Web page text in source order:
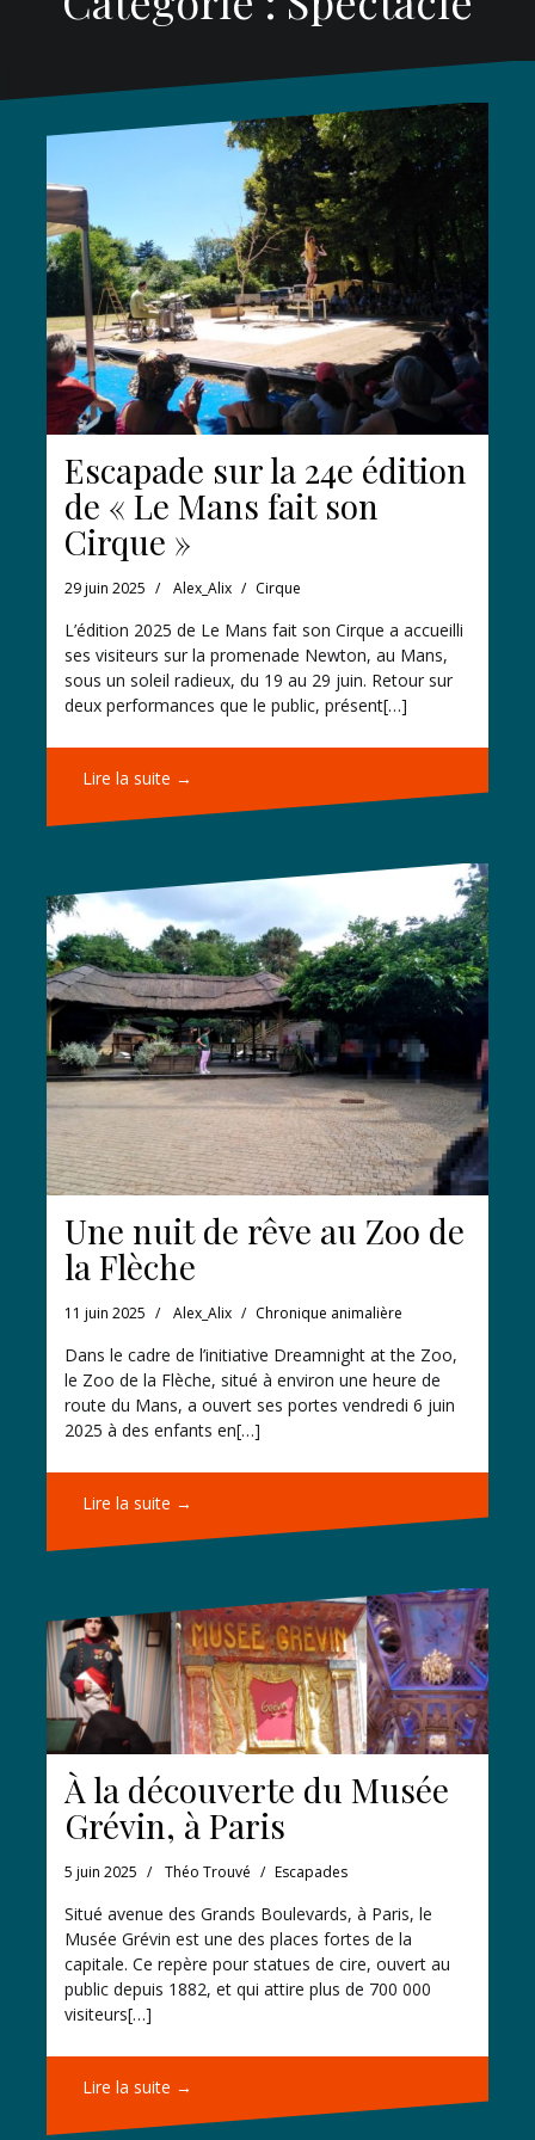
Escapade sur la 24e édition
de « Le Mans fait son
Cirque »
29 juin 2025 Alex_Alix Cirque
L’édition 2025 de Le Mans fait son Cirque a accueilli
ses visiteurs sur la promenade Newton, au Mans,
sous un soleil radieux, du 19 au 29 juin. Retour sur
deux performances que le public, présent[…]
Lire la suite →
Une nuit de rêve au Zoo de
la Flèche
11 juin 2025 Alex_Alix Chronique animalière
Dans le cadre de l’initiative Dreamnight at the Zoo,
le Zoo de la Flèche, situé à environ une heure de
route du Mans, a ouvert ses portes vendredi 6 juin
2025 à des enfants en[…]
Lire la suite →
À la découverte du Musée
Grévin, à Paris
5 juin 2025 Théo Trouvé Escapades
Situé avenue des Grands Boulevards, à Paris, le
Musée Grévin est une des places fortes de la
capitale. Ce repère pour statues de cire, ouvert au
public depuis 1882, et qui attire plus de 700 000
visiteurs[…]
Lire la suite →